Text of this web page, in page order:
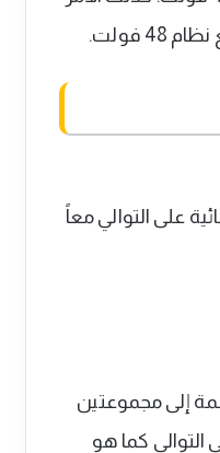
فولت.
كهربائية على التوالي معاً
الأمر إلى توصيل 8 بطاريات مقسمة إلى مجموعتين
على 4 بطاريات متصلة على التوالي كما هو